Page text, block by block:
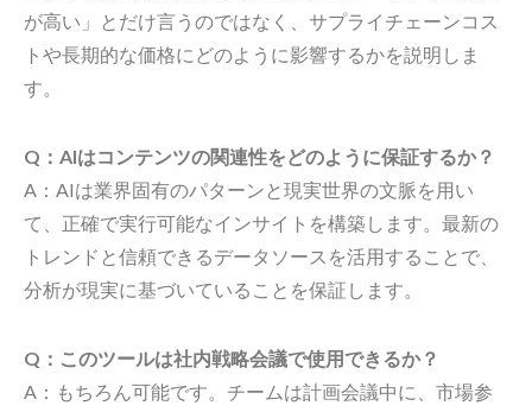
が高い」とだけ言うのではなく、サプライチェーンコス
トや長期的な価格にどのように影響するかを説明しま
す。
Q：AIはコンテンツの関連性をどのように保証するか？
A：AIは業界固有のパターンと現実世界の文脈を用い
て、正確で実行可能なインサイトを構築します。最新の
トレンドと信頼できるデータソースを活用することで、
分析が現実に基づいていることを保証します。
Q：このツールは社内戦略会議で使用できるか？
A：もちろん可能です。チームは計画会議中に、市場参